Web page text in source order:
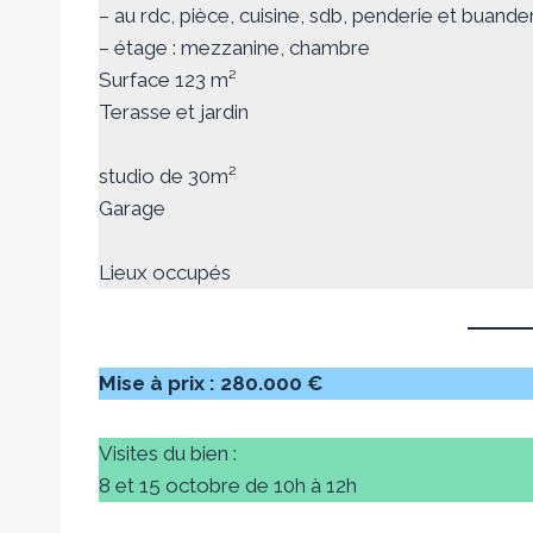
– au rdc, pièce, cuisine, sdb, penderie et
– étage : mezzanine, chambre
Surface 123 m²
Terasse et jardin
studio de 30m²
Garage
Lieux occupés
Mise à prix : 280.000 €
Visites du bien :
8 et 15 octobre de 10h à 12h